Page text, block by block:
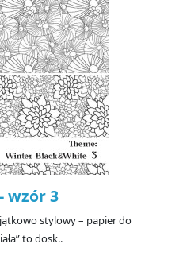
wzór 3
stylowy – papier do
to dosk..